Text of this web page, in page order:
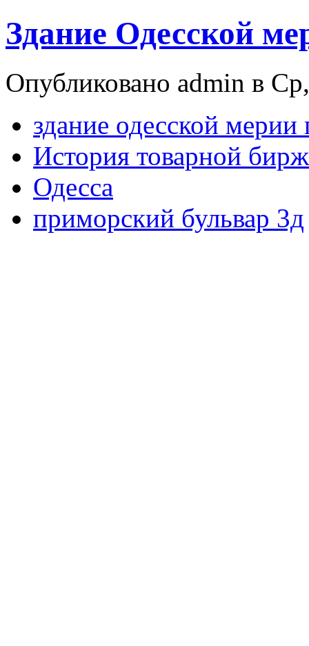
Здание Одесской
Опубликовано admin в
здание одесской мерии
История товарной
Одесса
приморский бульвар 3д